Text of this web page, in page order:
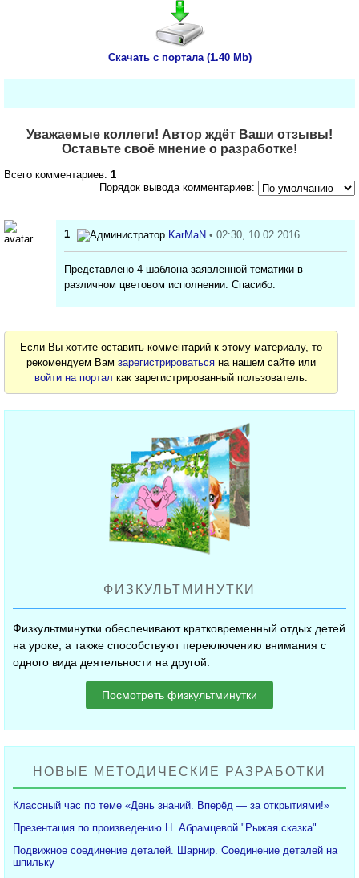
Скачать с портала (1.40 Mb)
Уважаемые коллеги! Автор ждёт Ваши отзывы!
Оставьте своё мнение о разработке!
Всего комментариев: 1
Порядок вывода комментариев:
1 KarMaN • 02:30, 10.02.2016
Представлено 4 шаблона заявленной тематики в
различном цветовом исполнении. Спасибо.
Если Вы хотите оставить комментарий к этому материалу, то
рекомендуем Вамзарегистрироваться на нашем сайте или
войти на портал как зарегистрированный пользователь.
ФИЗКУЛЬТМИНУТКИ
Физкультминутки обеспечивают кратковременный отдых детей
на уроке, а также способствуют переключению внимания с
одного вида деятельности на другой.
Посмотреть физкультминутки
НОВЫЕ МЕТОДИЧЕСКИЕ РАЗРАБОТКИ
Классный час по теме «День знаний. Вперёд — за открытиями!»
Презентация по произведению Н. Абрамцевой "Рыжая сказка"
Подвижное соединение деталей. Шарнир. Соединение деталей на
шпильку